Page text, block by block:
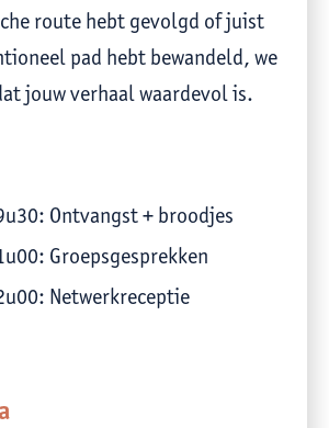
route hebt gevolgd of juist
pad hebt bewandeld, we
jouw verhaal waardevol is.
Ontvangst + broodjes
Groepsgesprekken
Netwerkreceptie